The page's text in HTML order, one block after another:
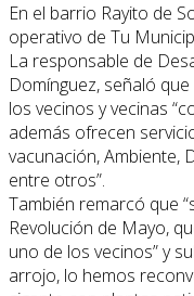
En el barrio Rayito de
operativo de Tu
La responsable de
Domínguez, señaló
los vecinos y vecinas
además ofrecen
vacunación, Ambiente,
entre otros”.
También remarcó que
Revolución de Mayo,
uno de los vecinos” y
arrojo, lo hemos